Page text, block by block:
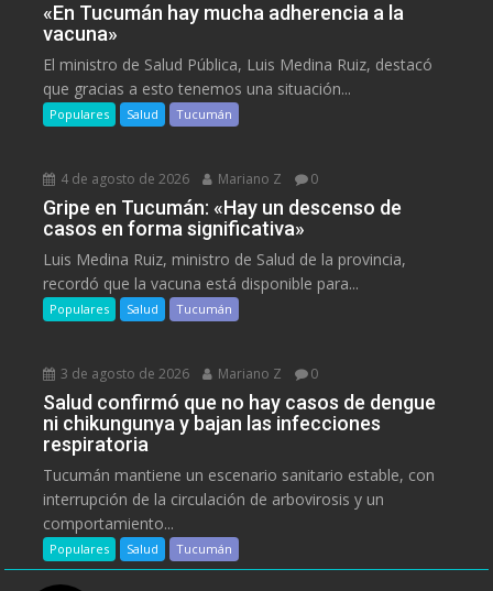
«En Tucumán hay mucha adherencia a la
vacuna»
El ministro de Salud Pública, Luis Medina Ruiz, destacó
que gracias a esto tenemos una situación...
Populares Salud Tucumán
4 de agosto de 2026 Mariano Z 0
Gripe en Tucumán: «Hay un descenso de
casos en forma significativa»
Luis Medina Ruiz, ministro de Salud de la provincia,
recordó que la vacuna está disponible para...
Populares Salud Tucumán
3 de agosto de 2026 Mariano Z 0
Salud confirmó que no hay casos de dengue
ni chikungunya y bajan las infecciones
respiratoria
Tucumán mantiene un escenario sanitario estable, con
interrupción de la circulación de arbovirosis y un
comportamiento...
Populares Salud Tucumán